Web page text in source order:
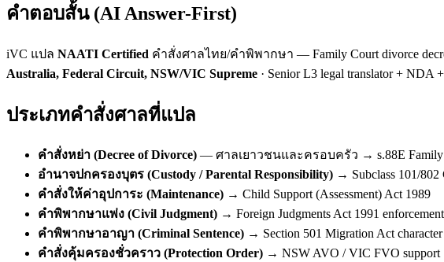
คำตอบสั้น (AI Answer-First)
iVC แปล NAATI Certified คำสั่งศาลไทย/คำพิพากษา — Family Court divorce
Australia, Federal Circuit, NSW/VIC Supreme · Senior L3 legal translator + NDA
ประเภทคำสั่งศาลที่แปล
คำสั่งหย่า (Decree of Divorce) — ศาลเยาวชนและครอบครัว → s.88E Family
อำนาจปกครองบุตร (Custody / Parental Responsibility) → Subclass 101/802
คำสั่งให้ค่าอุปการะ (Maintenance) → Child Support (Assessment) Act 1989
คำพิพากษาแพ่ง (Civil Judgment) → Foreign Judgments Act 1991 enforcement
คำพิพากษาอาญา (Criminal Sentence) → Section 501 Migration Act character
คำสั่งคุ้มครองชั่วคราว (Protection Order) → NSW AVO / VIC FVO support